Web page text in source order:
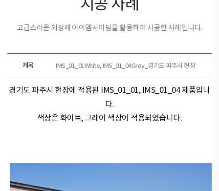
시공 사례
고급스러운 외장재 아이엠사이딩을 활용하여 시공한 사례입니다.
제목 IMS_01_01White, IMS_01_04Grey_경기도 파주시 현장
경기도 파주시 현장​​에 적용된 IMS_01_01, IMS_01_04 제품입니
다.
색상은 화이트, 그레이 색상이 적용되었습니다.